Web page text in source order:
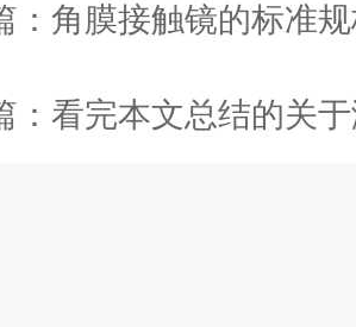
： 角膜接触镜的标准
： 看完本文总结的关于溶出度仪的操